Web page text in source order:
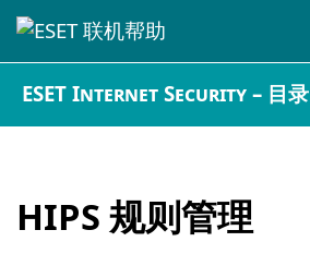
ESET Internet Security – 目录
HIPS 规则管理